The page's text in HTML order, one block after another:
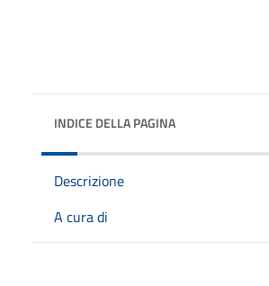
INDICE DELLA PAGINA
Descrizione
A cura di